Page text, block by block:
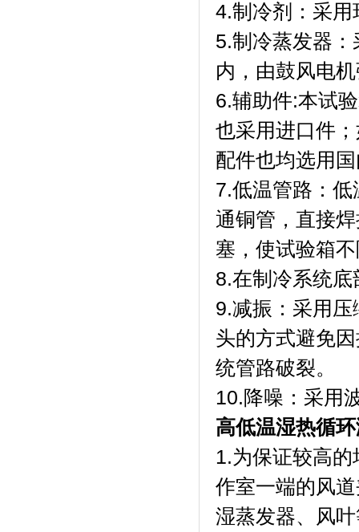
4.制冷剂：
5.制冷蒸发器
内，由鼓风电
6.辅助件:本试验
也采用进口件
配件也均选用国
7.低温管路
通铜管，直接
塞，使试验
8.在制冷系统底部
9.减振：采
头的方式避免因
统管路破裂。
10.降噪：采
高低温湿热循
1.为保证较高的
作室一端的风道夹
湿蒸发器、风